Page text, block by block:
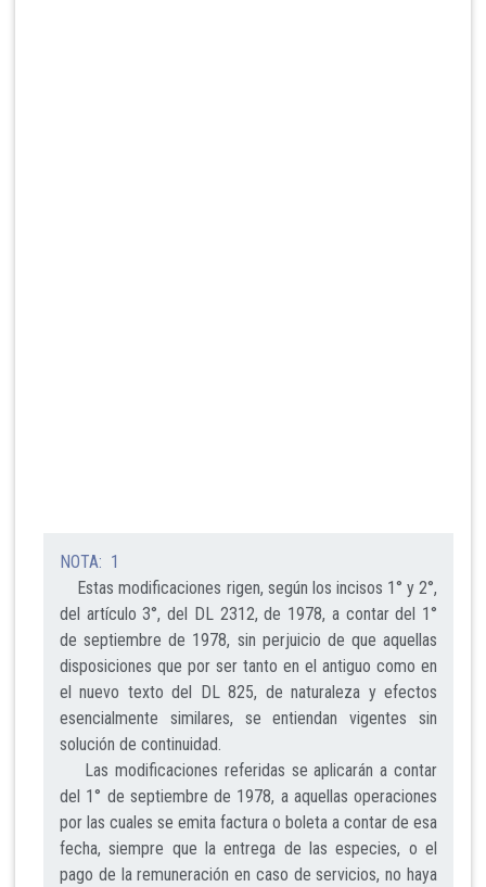
NOTA: 1
Estas modificaciones rigen, según los incisos 1° y 2°,
del artículo 3°, del DL 2312, de 1978, a contar del 1°
de septiembre de 1978, sin perjuicio de que aquellas
disposiciones que por ser tanto en el antiguo como en
el nuevo texto del DL 825, de naturaleza y efectos
esencialmente similares, se entiendan vigentes sin
solución de continuidad.
Las modificaciones referidas se aplicarán a contar
del 1° de septiembre de 1978, a aquellas operaciones
por las cuales se emita factura o boleta a contar de esa
fecha, siempre que la entrega de las especies, o el
pago de la remuneración en caso de servicios, no haya